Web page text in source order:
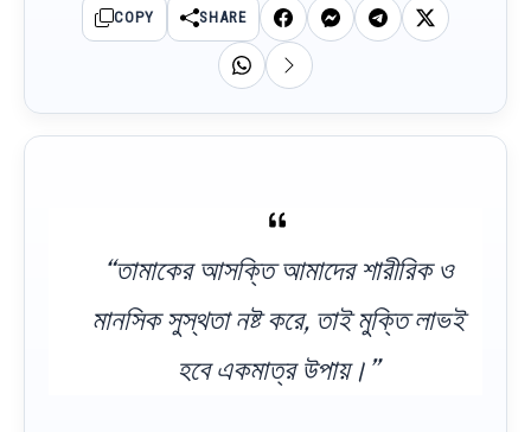
COPY SHARE
“তামাকের আসক্তি আমাদের শারীরিক ও
মানসিক সুস্থতা নষ্ট করে, তাই মুক্তি লাভই
হবে একমাত্র উপায়।”